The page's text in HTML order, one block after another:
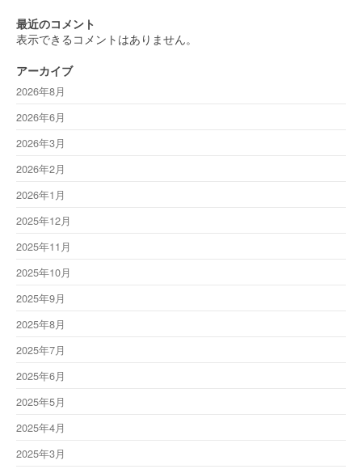
ゴ
リ
最近のコメント
表示できるコメントはありません。
アーカイブ
2026年8月
2026年6月
2026年3月
2026年2月
2026年1月
2025年12月
2025年11月
2025年10月
2025年9月
2025年8月
2025年7月
2025年6月
2025年5月
2025年4月
2025年3月